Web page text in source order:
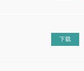
下载